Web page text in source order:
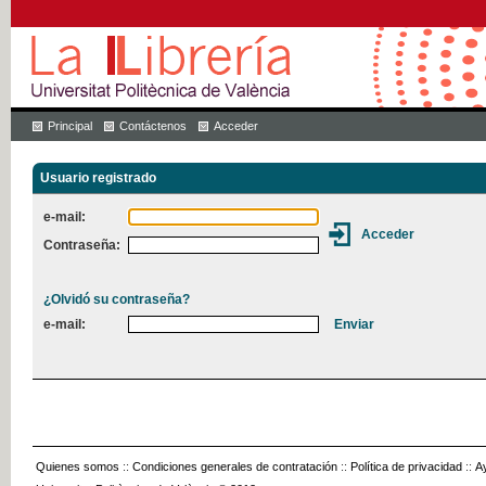
Principal Contáctenos Acceder
Usuario registrado
e-mail:
Contraseña:
¿Olvidó su contraseña?
e-mail:
Quienes somos :: Condiciones generales de contratación :: Política de privacidad ::